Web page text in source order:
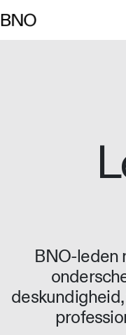
BNO-leden